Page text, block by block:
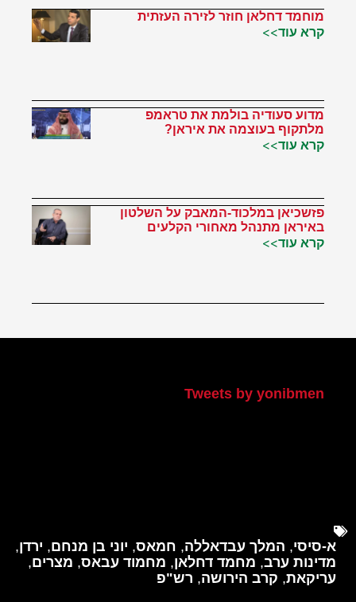
מוחמד דחלאן חוזר לזירה העזתית
קרא עוד>>
מדוע סעודיה בולמת את טראמפ
מלתקוף בעוצמה את איראן?
קרא עוד>>
פזשכיאן במלכוד-המאבק על השלטון
באיראן מתנהל מאחורי הקלעים
קרא עוד>>
Tweets by yonibmen
א-סיסי, המלך עבדאללה, חמאס, יוני בן מנחם, ירדן,
מדינות ערב, מחמד דחלאן, מחמוד עבאס, מצרים,
עריקאת, קרב הירושה, רש"פ